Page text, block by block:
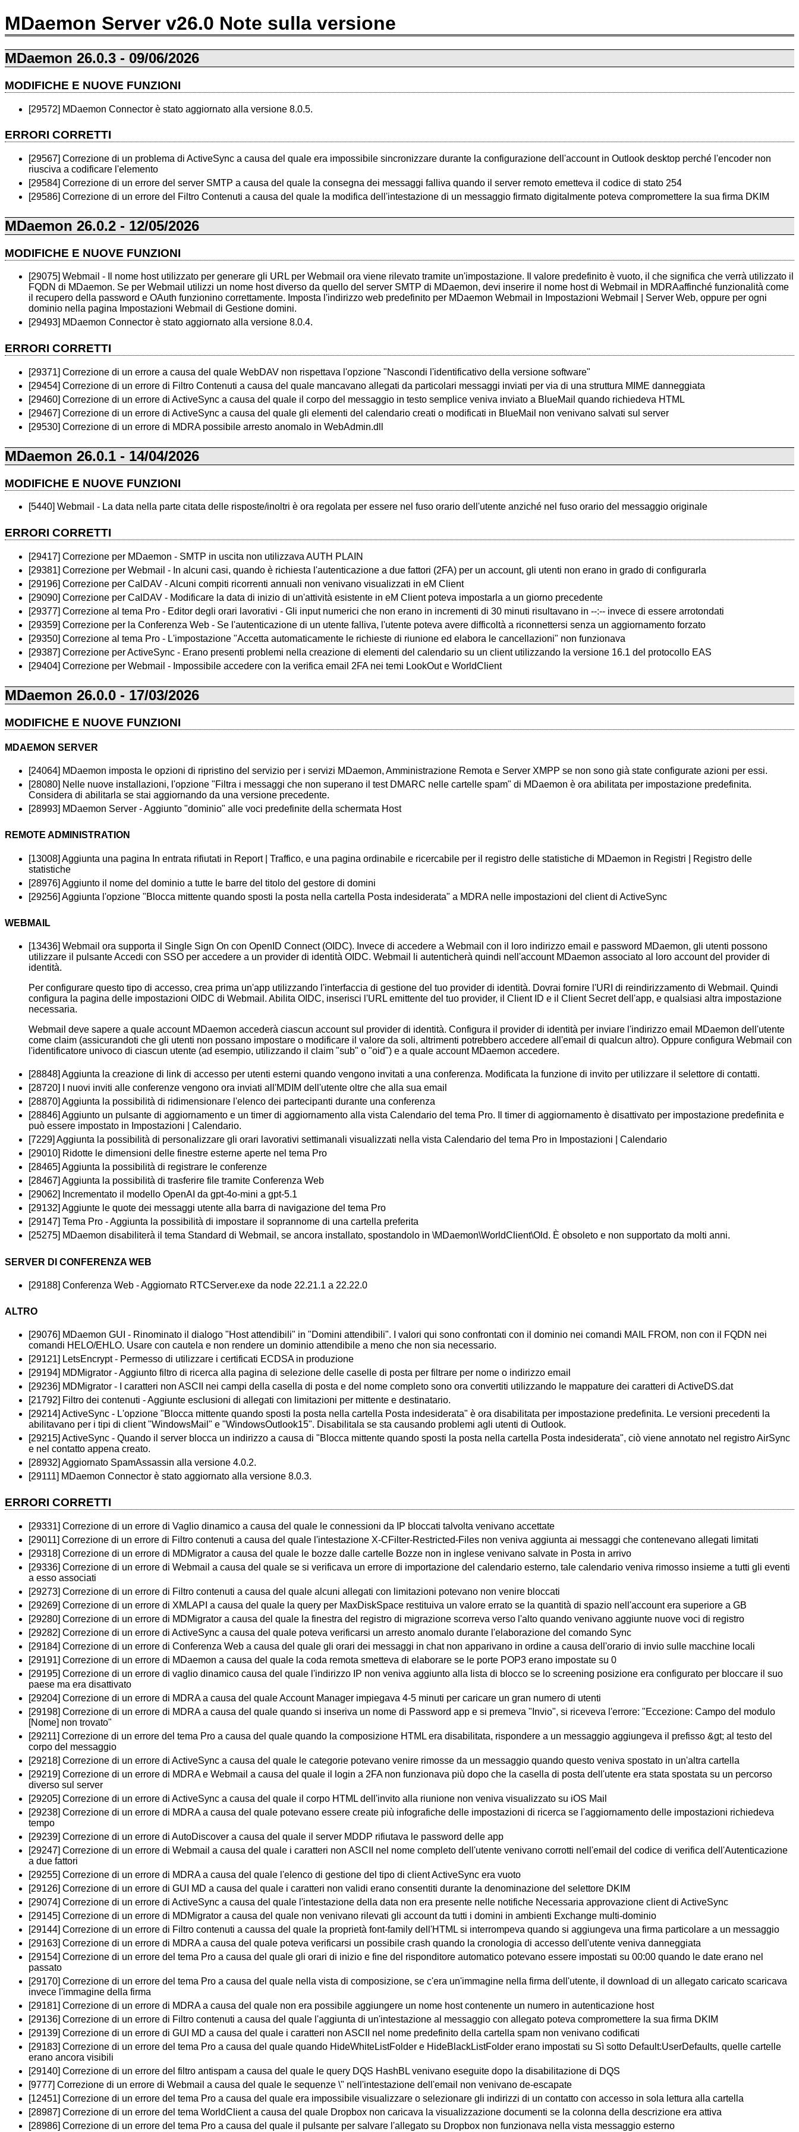
MDaemon Server v26.0 Note sulla versione
MDaemon 26.0.3 - 09/06/2026
MODIFICHE E NUOVE FUNZIONI
[29572] MDaemon Connector è stato aggiornato alla versione 8.0.5.
ERRORI CORRETTI
[29567] Correzione di un problema di ActiveSync a causa del quale era impossibile sincronizzare durante la configurazione dell'account in Outlook desktop perché l'encoder non
riusciva a codificare l'elemento
[29584] Correzione di un errore del server SMTP a causa del quale la consegna dei messaggi falliva quando il server remoto emetteva il codice di stato 254
[29586] Correzione di un errore del Filtro Contenuti a causa del quale la modifica dell'intestazione di un messaggio firmato digitalmente poteva compromettere la sua firma DKIM
MDaemon 26.0.2 - 12/05/2026
MODIFICHE E NUOVE FUNZIONI
[29075] Webmail - Il nome host utilizzato per generare gli URL per Webmail ora viene rilevato tramite un'impostazione. Il valore predefinito è vuoto, il che significa che verrà utilizzato il
FQDN di MDaemon. Se per Webmail utilizzi un nome host diverso da quello del server SMTP di MDaemon, devi inserire il nome host di Webmail in MDRAaffinché funzionalità come
il recupero della password e OAuth funzionino correttamente. Imposta l'indirizzo web predefinito per MDaemon Webmail in Impostazioni Webmail | Server Web, oppure per ogni
dominio nella pagina Impostazioni Webmail di Gestione domini.
[29493] MDaemon Connector è stato aggiornato alla versione 8.0.4.
ERRORI CORRETTI
[29371] Correzione di un errore a causa del quale WebDAV non rispettava l'opzione "Nascondi l'identificativo della versione software"
[29454] Correzione di un errore di Filtro Contenuti a causa del quale mancavano allegati da particolari messaggi inviati per via di una struttura MIME danneggiata
[29460] Correzione di un errore di ActiveSync a causa del quale il corpo del messaggio in testo semplice veniva inviato a BlueMail quando richiedeva HTML
[29467] Correzione di un errore di ActiveSync a causa del quale gli elementi del calendario creati o modificati in BlueMail non venivano salvati sul server
[29530] Correzione di un errore di MDRA possibile arresto anomalo in WebAdmin.dll
MDaemon 26.0.1 - 14/04/2026
MODIFICHE E NUOVE FUNZIONI
[5440] Webmail - La data nella parte citata delle risposte/inoltri è ora regolata per essere nel fuso orario dell'utente anziché nel fuso orario del messaggio originale
ERRORI CORRETTI
[29417] Correzione per MDaemon - SMTP in uscita non utilizzava AUTH PLAIN
[29381] Correzione per Webmail - In alcuni casi, quando è richiesta l'autenticazione a due fattori (2FA) per un account, gli utenti non erano in grado di configurarla
[29196] Correzione per CalDAV - Alcuni compiti ricorrenti annuali non venivano visualizzati in eM Client
[29090] Correzione per CalDAV - Modificare la data di inizio di un'attività esistente in eM Client poteva impostarla a un giorno precedente
[29377] Correzione al tema Pro - Editor degli orari lavorativi - Gli input numerici che non erano in incrementi di 30 minuti risultavano in --:-- invece di essere arrotondati
[29359] Correzione per la Conferenza Web - Se l'autenticazione di un utente falliva, l'utente poteva avere difficoltà a riconnettersi senza un aggiornamento forzato
[29350] Correzione al tema Pro - L'impostazione "Accetta automaticamente le richieste di riunione ed elabora le cancellazioni" non funzionava
[29387] Correzione per ActiveSync - Erano presenti problemi nella creazione di elementi del calendario su un client utilizzando la versione 16.1 del protocollo EAS
[29404] Correzione per Webmail - Impossibile accedere con la verifica email 2FA nei temi LookOut e WorldClient
MDaemon 26.0.0 - 17/03/2026
MODIFICHE E NUOVE FUNZIONI
MDAEMON SERVER
[24064] MDaemon imposta le opzioni di ripristino del servizio per i servizi MDaemon, Amministrazione Remota e Server XMPP se non sono già state configurate azioni per essi.
[28080] Nelle nuove installazioni, l'opzione "Filtra i messaggi che non superano il test DMARC nelle cartelle spam" di MDaemon è ora abilitata per impostazione predefinita.
Considera di abilitarla se stai aggiornando da una versione precedente.
[28993] MDaemon Server - Aggiunto "dominio" alle voci predefinite della schermata Host
REMOTE ADMINISTRATION
[13008] Aggiunta una pagina In entrata rifiutati in Report | Traffico, e una pagina ordinabile e ricercabile per il registro delle statistiche di MDaemon in Registri | Registro delle
statistiche
[28976] Aggiunto il nome del dominio a tutte le barre del titolo del gestore di domini
[29256] Aggiunta l'opzione "Blocca mittente quando sposti la posta nella cartella Posta indesiderata" a MDRA nelle impostazioni del client di ActiveSync
WEBMAIL
[13436] Webmail ora supporta il Single Sign On con OpenID Connect (OIDC). Invece di accedere a Webmail con il loro indirizzo email e password MDaemon, gli utenti possono
utilizzare il pulsante Accedi con SSO per accedere a un provider di identità OIDC. Webmail li autenticherà quindi nell'account MDaemon associato al loro account del provider di
identità.
Per configurare questo tipo di accesso, crea prima un'app utilizzando l'interfaccia di gestione del tuo provider di identità. Dovrai fornire l'URI di reindirizzamento di Webmail. Quindi
configura la pagina delle impostazioni OIDC di Webmail. Abilita OIDC, inserisci l'URL emittente del tuo provider, il Client ID e il Client Secret dell'app, e qualsiasi altra impostazione
necessaria.
Webmail deve sapere a quale account MDaemon accederà ciascun account sul provider di identità. Configura il provider di identità per inviare l'indirizzo email MDaemon dell'utente
come claim (assicurandoti che gli utenti non possano impostare o modificare il valore da soli, altrimenti potrebbero accedere all'email di qualcun altro). Oppure configura Webmail con
l'identificatore univoco di ciascun utente (ad esempio, utilizzando il claim "sub" o "oid") e a quale account MDaemon accedere.
[28848] Aggiunta la creazione di link di accesso per utenti esterni quando vengono invitati a una conferenza. Modificata la funzione di invito per utilizzare il selettore di contatti.
[28720] I nuovi inviti alle conferenze vengono ora inviati all'MDIM dell'utente oltre che alla sua email
[28870] Aggiunta la possibilità di ridimensionare l'elenco dei partecipanti durante una conferenza
[28846] Aggiunto un pulsante di aggiornamento e un timer di aggiornamento alla vista Calendario del tema Pro. Il timer di aggiornamento è disattivato per impostazione predefinita e
può essere impostato in Impostazioni | Calendario.
[7229] Aggiunta la possibilità di personalizzare gli orari lavorativi settimanali visualizzati nella vista Calendario del tema Pro in Impostazioni | Calendario
[29010] Ridotte le dimensioni delle finestre esterne aperte nel tema Pro
[28465] Aggiunta la possibilità di registrare le conferenze
[28467] Aggiunta la possibilità di trasferire file tramite Conferenza Web
[29062] Incrementato il modello OpenAI da gpt-4o-mini a gpt-5.1
[29132] Aggiunte le quote dei messaggi utente alla barra di navigazione del tema Pro
[29147] Tema Pro - Aggiunta la possibilità di impostare il soprannome di una cartella preferita
[25275] MDaemon disabiliterà il tema Standard di Webmail, se ancora installato, spostandolo in \MDaemon\WorldClient\Old. È obsoleto e non supportato da molti anni.
SERVER DI CONFERENZA WEB
[29188] Conferenza Web - Aggiornato RTCServer.exe da node 22.21.1 a 22.22.0
ALTRO
[29076] MDaemon GUI - Rinominato il dialogo "Host attendibili" in "Domini attendibili". I valori qui sono confrontati con il dominio nei comandi MAIL FROM, non con il FQDN nei
comandi HELO/EHLO. Usare con cautela e non rendere un dominio attendibile a meno che non sia necessario.
[29121] LetsEncrypt - Permesso di utilizzare i certificati ECDSA in produzione
[29194] MDMigrator - Aggiunto filtro di ricerca alla pagina di selezione delle caselle di posta per filtrare per nome o indirizzo email
[29236] MDMigrator - I caratteri non ASCII nei campi della casella di posta e del nome completo sono ora convertiti utilizzando le mappature dei caratteri di ActiveDS.dat
[21792] Filtro dei contenuti - Aggiunte esclusioni di allegati con limitazioni per mittente e destinatario.
[29214] ActiveSync - L'opzione "Blocca mittente quando sposti la posta nella cartella Posta indesiderata" è ora disabilitata per impostazione predefinita. Le versioni precedenti la
abilitavano per i tipi di client "WindowsMail" e "WindowsOutlook15". Disabilitala se sta causando problemi agli utenti di Outlook.
[29215] ActiveSync - Quando il server blocca un indirizzo a causa di "Blocca mittente quando sposti la posta nella cartella Posta indesiderata", ciò viene annotato nel registro AirSync
e nel contatto appena creato.
[28932] Aggiornato SpamAssassin alla versione 4.0.2.
[29111] MDaemon Connector è stato aggiornato alla versione 8.0.3.
ERRORI CORRETTI
[29331] Correzione di un errore di Vaglio dinamico a causa del quale le connessioni da IP bloccati talvolta venivano accettate
[29011] Correzione di un errore di Filtro contenuti a causa del quale l'intestazione X-CFilter-Restricted-Files non veniva aggiunta ai messaggi che contenevano allegati limitati
[29318] Correzione di un errore di MDMigrator a causa del quale le bozze dalle cartelle Bozze non in inglese venivano salvate in Posta in arrivo
[29336] Correzione di un errore di Webmail a causa del quale se si verificava un errore di importazione del calendario esterno, tale calendario veniva rimosso insieme a tutti gli eventi
a esso associati
[29273] Correzione di un errore di Filtro contenuti a causa del quale alcuni allegati con limitazioni potevano non venire bloccati
[29269] Correzione di un errore di XMLAPI a causa del quale la query per MaxDiskSpace restituiva un valore errato se la quantità di spazio nell'account era superiore a GB
[29280] Correzione di un errore di MDMigrator a causa del quale la finestra del registro di migrazione scorreva verso l'alto quando venivano aggiunte nuove voci di registro
[29282] Correzione di un errore di ActiveSync a causa del quale poteva verificarsi un arresto anomalo durante l'elaborazione del comando Sync
[29184] Correzione di un errore di Conferenza Web a causa del quale gli orari dei messaggi in chat non apparivano in ordine a causa dell'orario di invio sulle macchine locali
[29191] Correzione di un errore di MDaemon a causa del quale la coda remota smetteva di elaborare se le porte POP3 erano impostate su 0
[29195] Correzione di un errore di vaglio dinamico causa del quale l'indirizzo IP non veniva aggiunto alla lista di blocco se lo screening posizione era configurato per bloccare il suo
paese ma era disattivato
[29204] Correzione di un errore di MDRA a causa del quale Account Manager impiegava 4-5 minuti per caricare un gran numero di utenti
[29198] Correzione di un errore di MDRA a causa del quale quando si inseriva un nome di Password app e si premeva "Invio", si riceveva l'errore: "Eccezione: Campo del modulo
[Nome] non trovato"
[29211] Correzione di un errore del tema Pro a causa del quale quando la composizione HTML era disabilitata, rispondere a un messaggio aggiungeva il prefisso &gt; al testo del
corpo del messaggio
[29218] Correzione di un errore di ActiveSync a causa del quale le categorie potevano venire rimosse da un messaggio quando questo veniva spostato in un'altra cartella
[29219] Correzione di un errore di MDRA e Webmail a causa del quale il login a 2FA non funzionava più dopo che la casella di posta dell'utente era stata spostata su un percorso
diverso sul server
[29205] Correzione di un errore di ActiveSync a causa del quale il corpo HTML dell'invito alla riunione non veniva visualizzato su iOS Mail
[29238] Correzione di un errore di MDRA a causa del quale potevano essere create più infografiche delle impostazioni di ricerca se l'aggiornamento delle impostazioni richiedeva
tempo
[29239] Correzione di un errore di AutoDiscover a causa del quale il server MDDP rifiutava le password delle app
[29247] Correzione di un errore di Webmail a causa del quale i caratteri non ASCII nel nome completo dell'utente venivano corrotti nell'email del codice di verifica dell'Autenticazione
a due fattori
[29255] Correzione di un errore di MDRA a causa del quale l'elenco di gestione del tipo di client ActiveSync era vuoto
[29126] Correzione di un errore di GUI MD a causa del quale i caratteri non validi erano consentiti durante la denominazione del selettore DKIM
[29074] Correzione di un errore di ActiveSync a causa del quale l'intestazione della data non era presente nelle notifiche Necessaria approvazione client di ActiveSync
[29145] Correzione di un errore di MDMigrator a causa del quale non venivano rilevati gli account da tutti i domini in ambienti Exchange multi-dominio
[29144] Correzione di un errore di Filtro contenuti a caussa del quale la proprietà font-family dell'HTML si interrompeva quando si aggiungeva una firma particolare a un messaggio
[29163] Correzione di un errore di MDRA a causa del quale poteva verificarsi un possibile crash quando la cronologia di accesso dell'utente veniva danneggiata
[29154] Correzione di un errore del tema Pro a causa del quale gli orari di inizio e fine del risponditore automatico potevano essere impostati su 00:00 quando le date erano nel
passato
[29170] Correzione di un errore del tema Pro a causa del quale nella vista di composizione, se c'era un'immagine nella firma dell'utente, il download di un allegato caricato scaricava
invece l'immagine della firma
[29181] Correzione di un errore di MDRA a causa del quale non era possibile aggiungere un nome host contenente un numero in autenticazione host
[29136] Correzione di un errore di Filtro contenuti a causa del quale l'aggiunta di un'intestazione al messaggio con allegato poteva compromettere la sua firma DKIM
[29139] Correzione di un errore di GUI MD a causa del quale i caratteri non ASCII nel nome predefinito della cartella spam non venivano codificati
[29183] Correzione di un errore del tema Pro a causa del quale quando HideWhiteListFolder e HideBlackListFolder erano impostati su Sì sotto Default:UserDefaults, quelle cartelle
erano ancora visibili
[29140] Correzione di un errore del filtro antispam a causa del quale le query DQS HashBL venivano eseguite dopo la disabilitazione di DQS
[9777] Correzione di un errore di Webmail a causa del quale le sequenze \" nell'intestazione dell'email non venivano de-escapate
[12451] Correzione di un errore del tema Pro a causa del quale era impossibile visualizzare o selezionare gli indirizzi di un contatto con accesso in sola lettura alla cartella
[28987] Correzione di un errore del tema WorldClient a causa del quale Dropbox non caricava la visualizzazione documenti se la colonna della descrizione era attiva
[28986] Correzione di un errore del tema Pro a causa del quale il pulsante per salvare l'allegato su Dropbox non funzionava nella vista messaggio esterno